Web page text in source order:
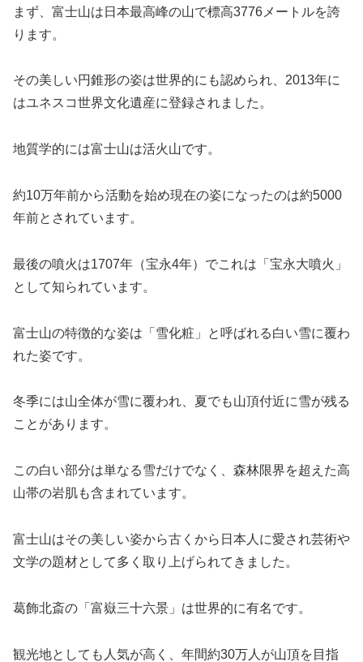
まず、富士山は日本最高峰の山で標高3776メートルを誇
ります。
その美しい円錐形の姿は世界的にも認められ、2013年に
はユネスコ世界文化遺産に登録されました。
地質学的には富士山は活火山です。
約10万年前から活動を始め現在の姿になったのは約5000
年前とされています。
最後の噴火は1707年（宝永4年）でこれは「宝永大噴火」
として知られています。
富士山の特徴的な姿は「雪化粧」と呼ばれる白い雪に覆わ
れた姿です。
冬季には山全体が雪に覆われ、夏でも山頂付近に雪が残る
ことがあります。
この白い部分は単なる雪だけでなく、森林限界を超えた高
山帯の岩肌も含まれています。
富士山はその美しい姿から古くから日本人に愛され芸術や
文学の題材として多く取り上げられてきました。
葛飾北斎の「富嶽三十六景」は世界的に有名です。
観光地としても人気が高く、年間約30万人が山頂を目指